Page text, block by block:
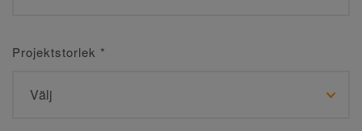
Projektstorlek *